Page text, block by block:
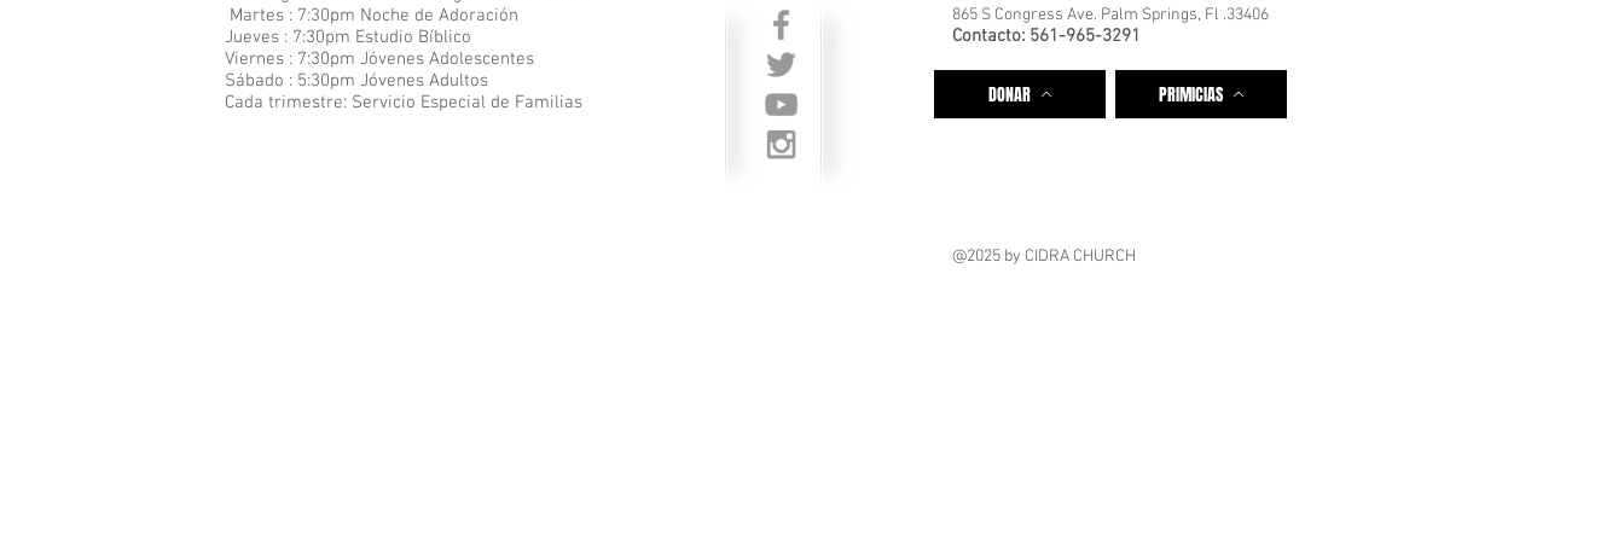
Martes : 7:30pm Noche de Adoración
Jueves : 7:30pm Estudio Bíblico
Viernes : 7:30pm Jóvenes Adolescentes
Sábado : 5:30pm Jóvenes Adultos
Cada trimestre: Servicio Especial de Familias
865 S Congress Ave. Palm Springs, Fl .33406
Contacto: 561-965-3291
DONAR PRIMICIAS
@2025 by CIDRA CHURCH